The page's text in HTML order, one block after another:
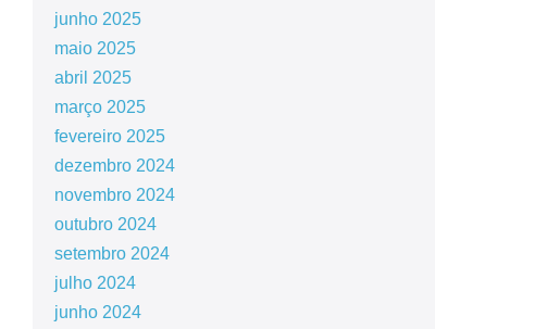
junho 2025
maio 2025
abril 2025
março 2025
fevereiro 2025
dezembro 2024
novembro 2024
outubro 2024
setembro 2024
julho 2024
junho 2024